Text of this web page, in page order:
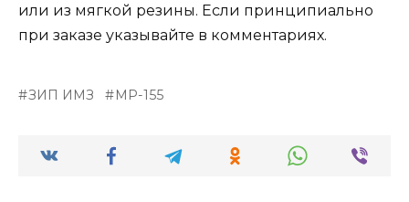
или из мягкой резины. Если принципиально
при заказе указывайте в комментариях.
ЗИП ИМЗ МР-155